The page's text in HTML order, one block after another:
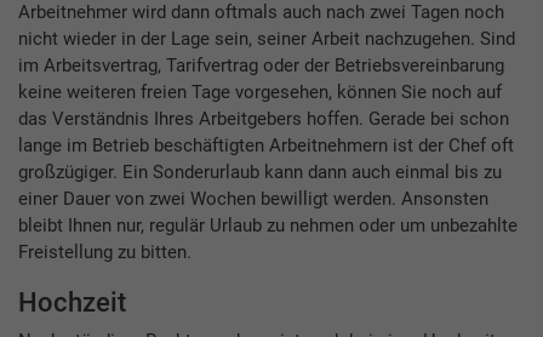
Arbeitnehmer wird dann oftmals auch nach zwei Tagen noch
nicht wieder in der Lage sein, seiner Arbeit nachzugehen. Sind
im Arbeitsvertrag, Tarifvertrag oder der Betriebsvereinbarung
keine weiteren freien Tage vorgesehen, können Sie noch auf
das Verständnis Ihres Arbeitgebers hoffen. Gerade bei schon
lange im Betrieb beschäftigten Arbeitnehmern ist der Chef oft
großzügiger. Ein Sonderurlaub kann dann auch einmal bis zu
einer Dauer von zwei Wochen bewilligt werden. Ansonsten
bleibt Ihnen nur, regulär Urlaub zu nehmen oder um unbezahlte
Freistellung zu bitten.
Hochzeit